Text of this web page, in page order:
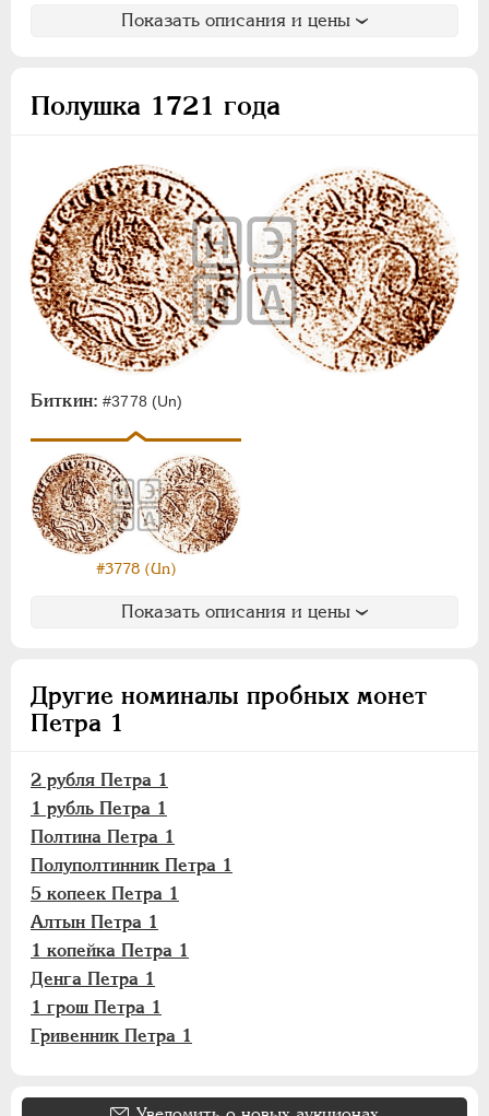
Показать описания и цены
Полушка 1721 года
Биткин: #3778 (Un)
#3778 (Un)
Показать описания и цены
Другие номиналы пробных монет
Петра 1
2 рубля Петра 1
1 рубль Петра 1
Полтина Петра 1
Полуполтинник Петра 1
5 копеек Петра 1
Алтын Петра 1
1 копейка Петра 1
Денга Петра 1
1 грош Петра 1
Гривенник Петра 1